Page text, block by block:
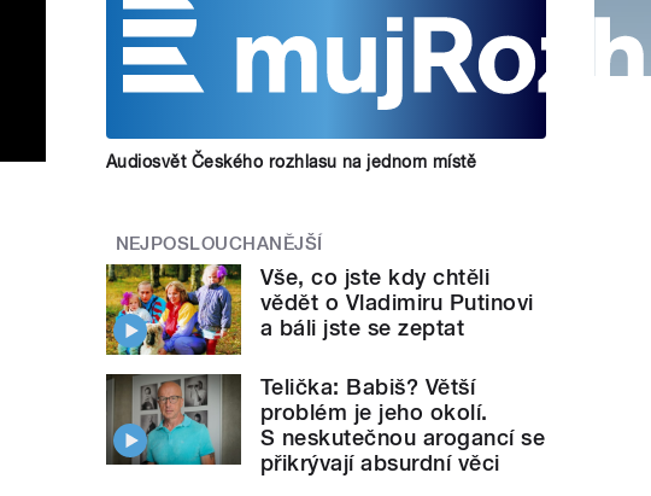
Audiosvět Českého rozhlasu na jednom místě
NEJPOSLOUCHANĚJŠÍ
Vše, co jste kdy chtěli
vědět o Vladimiru Putinovi
a báli jste se zeptat
Telička: Babiš? Větší
problém je jeho okolí.
S neskutečnou arogancí se
přikrývají absurdní věci